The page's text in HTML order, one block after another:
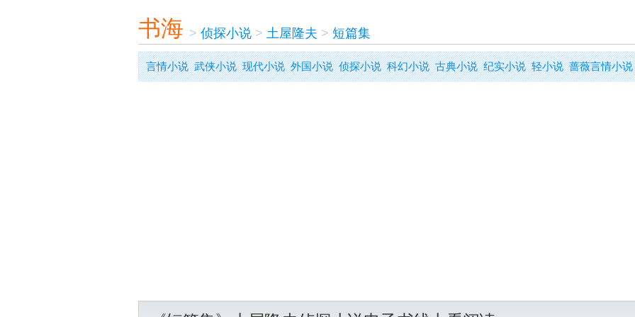
书海 > 侦探小说> 土屋隆夫 > 短篇集
言情小说 武侠小说 现代小说 外国小说 侦探小说 科幻小说 古典小说 纪实小说 轻小说 蔷薇言情小说